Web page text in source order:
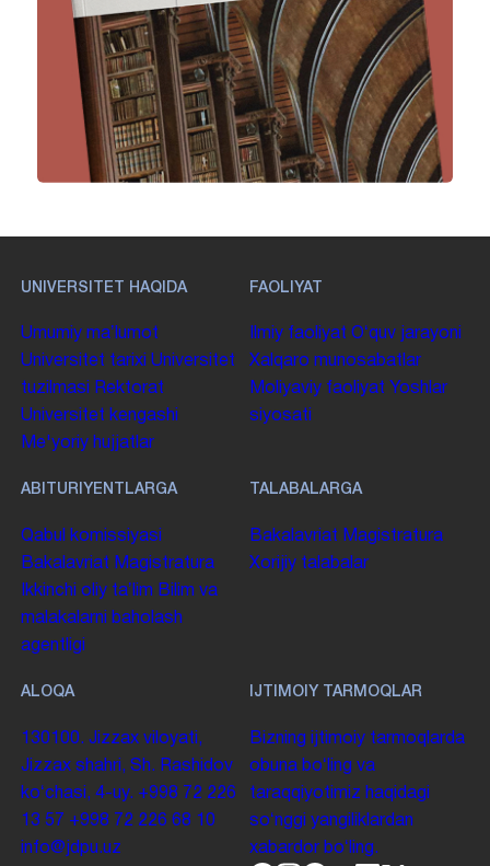
UNIVERSITET HAQIDA
Umumiy maʼlumot
Universitet tarixi Universitet
tuzilmasi
Rektorat
Universitet kengashi
Me'yoriy hujjatlar
FAOLIYAT
Ilmiy faoliyat Oʻquv jarayoni
Xalqaro munosabatlar
Moliyaviy faoliyat Yoshlar
siyosati
ABITURIYENTLARGA
Qabul komissiyasi
Bakalavriat Magistratura
Ikkinchi oliy taʼlim Bilim va
malakalarni baholash
agentligi
TALABALARGA
Bakalavriat Magistratura
Xorijiy talabalar
ALOQA
130100. Jizzax viloyati,
Jizzax shahri, Sh. Rashidov
koʻchasi, 4-uy. +998 72 226
13 57 +998 72 226 68 10
info@jdpu.uz
IJTIMOIY TARMOQLAR
Bizning ijtimoiy tarmoqlarda
obuna boʻling va
taraqqiyotimiz haqidagi
soʻnggi yangiliklardan
xabardor boʻling.